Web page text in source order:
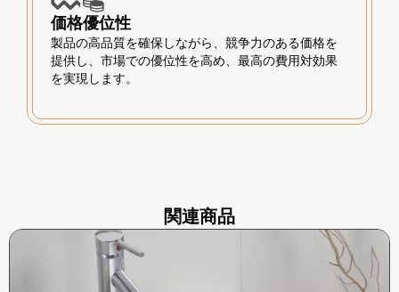
価格優位性
製品の高品質を確保しながら、競争力のある価格を
提供し、市場での優位性を高め、最高の費用対効果
を実現します。
関連商品